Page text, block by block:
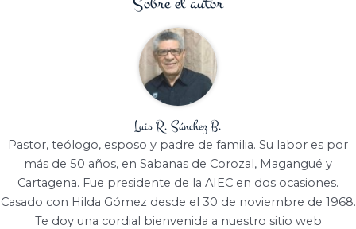
Luis R. Sánchez B.
Pastor, teólogo, esposo y padre de familia. Su labor es por
más de 50 años, en Sabanas de Corozal, Magangué y
Cartagena. Fue presidente de la AIEC en dos ocasiones.
Casado con Hilda Gómez desde el 30 de noviembre de 1968.
Te doy una cordial bienvenida a nuestro sitio web